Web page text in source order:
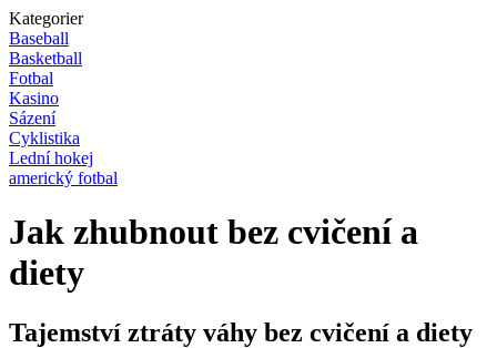
Kategorier
Baseball
Basketball
Fotbal
Kasino
Sázení
Cyklistika
Lední hokej
americký fotbal
Jak zhubnout bez cvičení a
diety
Tajemství ztráty váhy bez cvičení a diety